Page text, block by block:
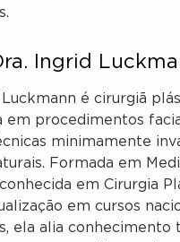
Ingrid
é cirurgiã
em procedimentos
minimamente
Formada em
em Cirurgia
em cursos
ela alia conhecimento